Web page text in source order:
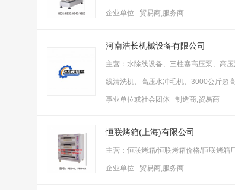
企业单位 贸易商,服务商
河南浩长机械设备有限公司
主营：水除线设备、三柱塞高压泵、高
线清洗机、高压水冲毛机、3000公斤超
事业单位或社会团体 制造商,贸易商
恒联烤箱(上海)有限公司
主营：恒联烤箱/恒联烤箱价格/恒联烤箱
企业单位 贸易商,服务商